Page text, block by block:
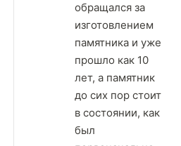
обращался за
изготовлением
памятника и уже
прошло как 10
лет, а памятник
до сих пор стоит
в состоянии, как
был